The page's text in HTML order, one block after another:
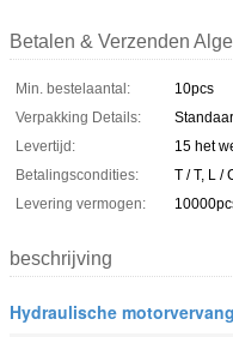
Betalen & Verzenden
Min. bestelaantal:
10pcs
Verpakking Details:
Levertijd:
15 het
Betalingscondities:
T / T, L /
Levering vermogen:
beschrijving
Hydraulische